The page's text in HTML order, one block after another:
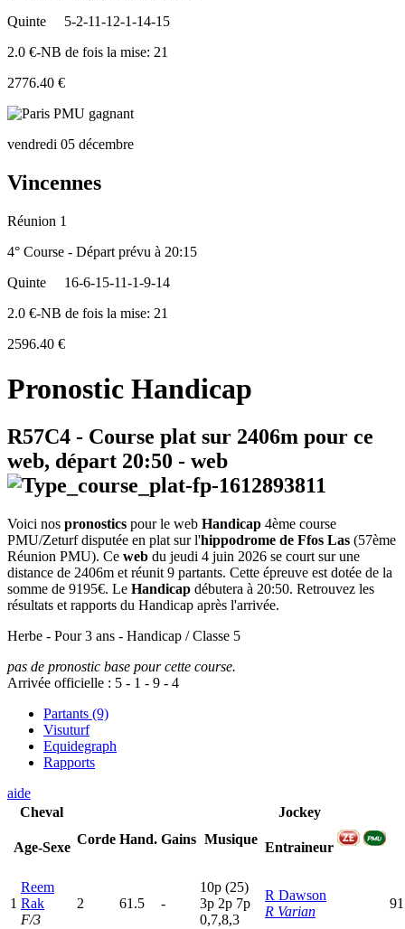
Quinte
5-2-11-12-1-14-15
2.0 €-NB de fois la mise: 21
2776.40 €
vendredi 05 décembre
Vincennes
Réunion 1
4° Course - Départ prévu à 20:15
Quinte
16-6-15-11-1-9-14
2.0 €-NB de fois la mise: 21
2596.40 €
Pronostic Handicap
R57C4 - Course plat sur 2406m pour ce
web, départ 20:50 - web
Voici nos pronostics pour le web Handicap 4ème course
PMU/Zeturf disputée en plat sur l'hippodrome de Ffos Las (57ème
Réunion PMU). Ce web du jeudi 4 juin 2026 se court sur une
distance de 2406m et réunit 9 partants. Cette épreuve est dotée de la
somme de 9195€. Le Handicap débutera à 20:50. Retrouvez les
résultats et rapports du Handicap après l'arrivée.
Herbe - Pour 3 ans - Handicap / Classe 5
pas de pronostic base pour cette course.
Arrivée officielle : 5 - 1 - 9 - 4
Partants (9)
Visuturf
Equidegraph
Rapports
aide
Cheval
Age-Sexe
Corde Hand. Gains Musique
Jockey
Entraineur
1
Reem
Rak
F/3
2 61.5 -
10p (25)
3p 2p 7p
0,7,8,3
R Dawson
R Varian